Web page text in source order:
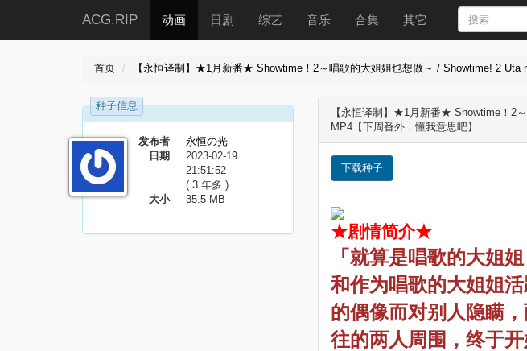
ACG.RIP 动画 日剧 综艺 音乐 合集 其它
首页 【永恒译制】★1月新番★ Showtime！2～唱歌的大姐姐也想做～ / Showtime! 2 Uta
种子信息
发布者
永恒の光
日期
2023-02-19
21:51:52
( 3 年多 )
大小
35.5 MB
【永恒译制】★1月新番★ Showtime！2
MP4【下周番外，懂我意思吧】
下载种子
★剧情简介★
「就算是唱歌的大姐
和作为唱歌的大姐姐
的偶像而对别人隐瞒
往的两人周围，终于